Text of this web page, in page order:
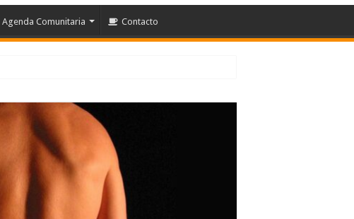
Agenda Comunitaria Contacto